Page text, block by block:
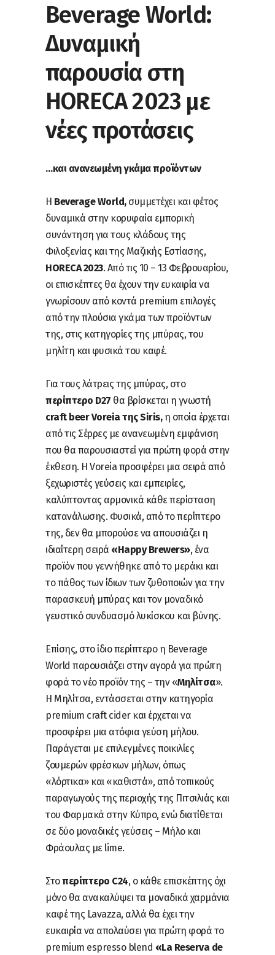
Beverage World:
Δυναμική
παρουσία στη
HORECA 2023 με
νέες προτάσεις
…και ανανεωμένη γκάμα προϊόντων
Η Beverage World,συμμετέχει και φέτος
δυναμικά στην κορυφαία εμπορική
συνάντηση για τους κλάδους της
Φιλοξενίας και της Μαζικής Εστίασης,
HORECA 2023. Από τις 10 – 13 Φεβρουαρίου,
οι επισκέπτες θα έχουν την ευκαιρία να
γνωρίσουν από κοντά premium επιλογές
από την πλούσια γκάμα των προϊόντων
της, στις κατηγορίες της μπύρας, του
μηλίτη και φυσικά του καφέ.
Για τους λάτρεις της μπύρας, στο
περίπτερο D27 θα βρίσκεται η γνωστή
craft beer Voreia της Siris, η οποία έρχεται
από τις Σέρρες με ανανεωμένη εμφάνιση
που θα παρουσιαστεί για πρώτη φορά στην
έκθεση. Η Voreia προσφέρει μια σειρά από
ξεχωριστές γεύσεις και εμπειρίες,
καλύπτοντας αρμονικά κάθε περίσταση
κατανάλωσης. Φυσικά, από το περίπτερο
της, δεν θα μπορούσε να απουσιάζει η
ιδιαίτερη σειρά «Happy Brewers», ένα
προϊόν που γεννήθηκε από το μεράκι και
το πάθος των ίδιων των ζυθοποιών για την
παρασκευή μπύρας και τον μοναδικό
γευστικό συνδυασμό λυκίσκου και βύνης.
Επίσης, στο ίδιο περίπτερο η Beverage
World παρουσιάζει στην αγορά για πρώτη
φορά το νέο προϊόν της – την «Μηλίτσα».
Η Μηλίτσα, εντάσσεται στην κατηγορία
premium craft cider και έρχεται να
προσφέρει μια ατόφια γεύση μήλου.
Παράγεται με επιλεγμένες ποικιλίες
ζουμερών φρέσκων μήλων, όπως
«λόρτικα» και «καθιστά», από τοπικούς
παραγωγούς της περιοχής της Πιτσιλιάς και
του Φαρμακά στην Κύπρο, ενώ διατίθεται
σε δύο μοναδικές γεύσεις – Μήλο και
Φράουλας με lime.
Στοπερίπτερο C24, ο κάθε επισκέπτης όχι
μόνο θα ανακαλύψει τα μοναδικά χαρμάνια
καφέ της Lavazza, αλλά θα έχει την
ευκαιρία να απολαύσει για πρώτη φορά το
premium espresso blend «La Reserva de